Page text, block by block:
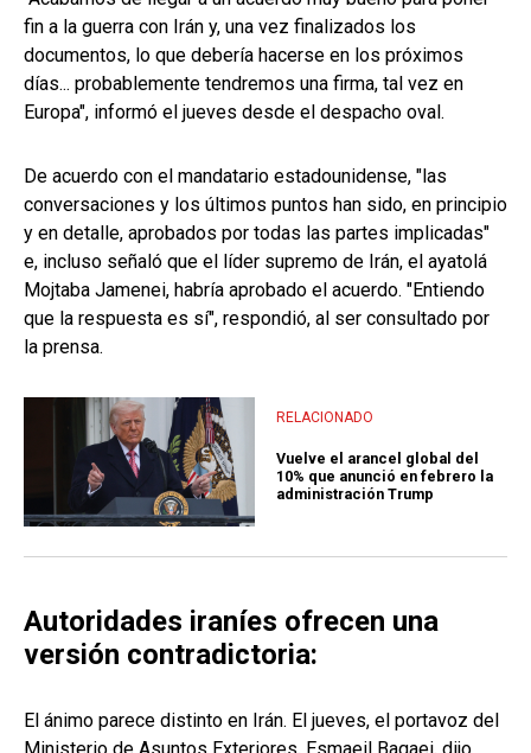
fin a la guerra con Irán y, una vez finalizados los
documentos, lo que debería hacerse en los próximos
días... probablemente tendremos una firma, tal vez en
Europa", informó el jueves desde el despacho oval.
De acuerdo con el mandatario estadounidense, "las
conversaciones y los últimos puntos han sido, en principio
y en detalle, aprobados por todas las partes implicadas"
e, incluso señaló que el líder supremo de Irán, el ayatolá
Mojtaba Jamenei, habría aprobado el acuerdo. "Entiendo
que la respuesta es sí", respondió, al ser consultado por
la prensa.
RELACIONADO
Vuelve el arancel global del
10% que anunció en febrero la
administración Trump
Autoridades iraníes ofrecen una
versión contradictoria:
El ánimo parece distinto en Irán. El jueves, el portavoz del